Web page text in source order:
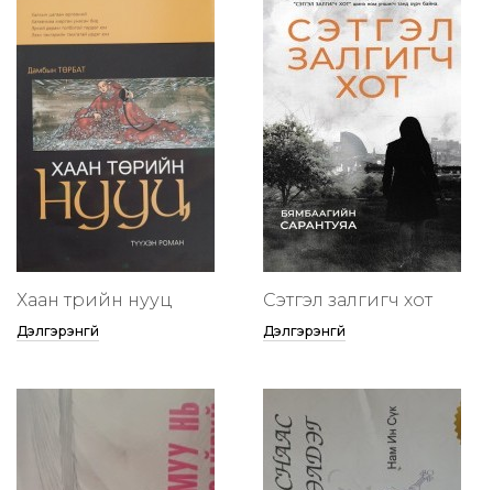
Хаан төрийн нууц
Дэлгэрэнгүй
Сэтгэл залгигч хот
Дэлгэрэнгүй